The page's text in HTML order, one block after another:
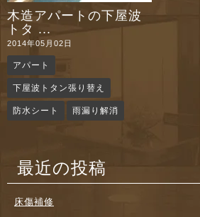
木造アパートの下屋波
トタ ...
2014年05月02日
アパート
下屋波トタン張り替え
防水シート 雨漏り解消
最近の投稿
床傷補修